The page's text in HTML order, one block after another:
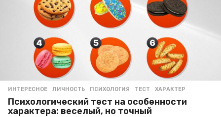
ИНТЕРЕСНОЕ ЛИЧНОСТЬ ,ПСИХОЛОГИЯ ,ТЕСТ ,ХАРАКТЕР
Психологический тест на особенности
характера: веселый, но точный